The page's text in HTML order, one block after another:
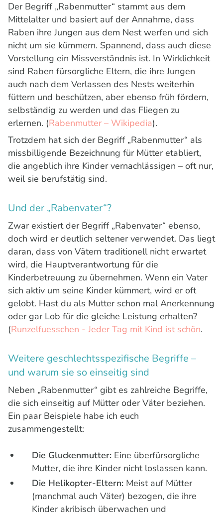
Der Begriff „Rabenmutter“ stammt aus dem
Mittelalter und basiert auf der Annahme, dass
Raben ihre Jungen aus dem Nest werfen und sich
nicht um sie kümmern. Spannend, dass auch diese
Vorstellung ein Missverständnis ist. In Wirklichkeit
sind Raben fürsorgliche Eltern, die ihre Jungen
auch nach dem Verlassen des Nests weiterhin
füttern und beschützen, aber ebenso früh fördern,
selbständig zu werden und das Fliegen zu
erlernen. (Rabenmutter – Wikipedia).
Trotzdem hat sich der Begriff „Rabenmutter“ als
missbilligende Bezeichnung für Mütter etabliert,
die angeblich ihre Kinder vernachlässigen – oft nur,
weil sie berufstätig sind.
Und der „Rabenvater“?
Zwar existiert der Begriff „Rabenvater“ ebenso,
doch wird er deutlich seltener verwendet. Das liegt
daran, dass von Vätern traditionell nicht erwartet
wird, die Hauptverantwortung für die
Kinderbetreuung zu übernehmen. Wenn ein Vater
sich aktiv um seine Kinder kümmert, wird er oft
gelobt. Hast du als Mutter schon mal Anerkennung
oder gar Lob für die gleiche Leistung erhalten?
(Runzelfuesschen - Jeder Tag mit Kind ist schön.
Weitere geschlechtsspezifische Begriffe –
und warum sie so einseitig sind
Neben „Rabenmutter“ gibt es zahlreiche Begriffe,
die sich einseitig auf Mütter oder Väter beziehen.
Ein paar Beispiele habe ich euch
zusammengestellt:
Die Gluckenmutter: Eine überfürsorgliche
Mutter, die ihre Kinder nicht loslassen kann.
Die Helikopter-Eltern: Meist auf Mütter
(manchmal auch Väter) bezogen, die ihre
Kinder akribisch überwachen und